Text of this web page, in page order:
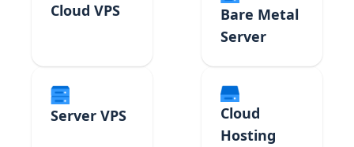
Cloud VPS
Bare Metal
Server
Server VPS
Cloud
Hosting